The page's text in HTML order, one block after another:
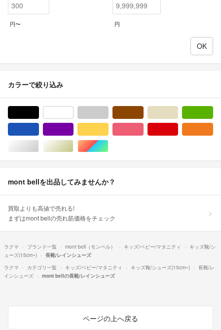
円〜 円
カラーで絞り込み
シルバー/銀色系ゴールド/金色系マルチカラー
mont bellを出品してみませんか？
買取よりも高値で売れる!
まずはmont bellの売れ筋価格をチェック
ラクマ ブランド一覧 mont bell（モンベル） キッズ/ベビー/マタニティ
キッズ靴/シ
ューズ(15cm~)
長靴/レインシューズ
ラクマ
カテゴリ一覧 キッズ/ベビー/マタニティ キッズ靴/シューズ(15cm~)
長靴/レ
インシューズ
mont bellの長靴/レインシューズ
ページの上へ戻る